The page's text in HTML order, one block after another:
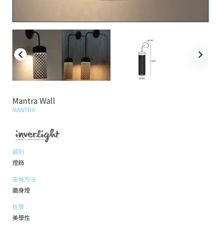
Mantra Wall
MANTRA
類別
燈飾
安裝方法
牆身燈
性質
美學性